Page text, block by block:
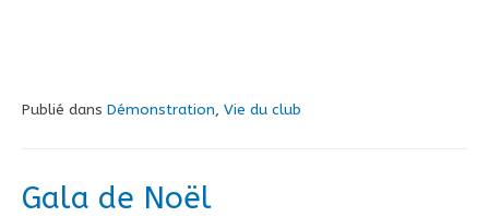
Publié dans Démonstration, Vie du club
Gala de Noël